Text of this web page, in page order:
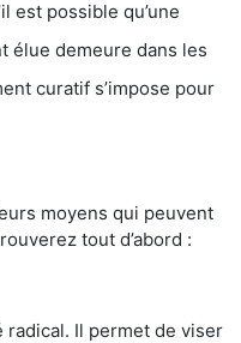
est possible qu’une
élue demeure dans les
curatif s’impose pour
moyens qui peuvent
tout d’abord :
radical. Il permet de viser